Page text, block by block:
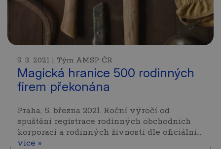
5. 3. 2021 | Tým AMSP ČR
Magická hranice 500 rodinných
firem překonána
Praha, 5. března 2021. Roční výročí od
spuštění registrace rodinných obchodních
korporací a rodinných živností dle oficiální…
více »